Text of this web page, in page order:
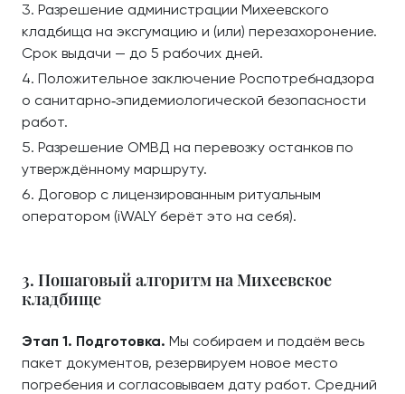
Разрешение администрации Михеевского
кладбища на эксгумацию и (или) перезахоронение.
Срок выдачи — до 5 рабочих дней.
Положительное заключение Роспотребнадзора
о санитарно‑эпидемиологической безопасности
работ.
Разрешение ОМВД на перевозку останков по
утверждённому маршруту.
Договор с лицензированным ритуальным
оператором (iWALY берёт это на себя).
3. Пошаговый алгоритм на Михеевское
кладбище
Этап 1. Подготовка. Мы собираем и подаём весь
пакет документов, резервируем новое место
погребения и согласовываем дату работ. Средний